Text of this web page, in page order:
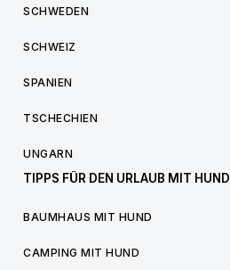
SCHWEDEN
SCHWEIZ
SPANIEN
TSCHECHIEN
UNGARN
TIPPS FÜR DEN URLAUB MIT HUND
BAUMHAUS MIT HUND
CAMPING MIT HUND